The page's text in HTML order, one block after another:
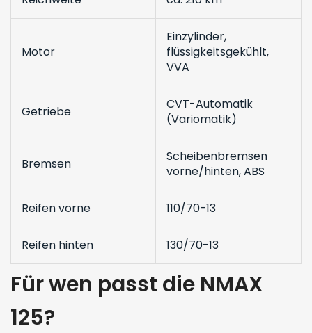
Motor
Einzylinder,
flüssigkeitsgekühlt,
VVA
Getriebe
CVT-Automatik
(Variomatik)
Bremsen
Scheibenbremsen
vorne/hinten, ABS
Reifen vorne 110/70-13
Reifen hinten 130/70-13
Für wen passt die NMAX
125?